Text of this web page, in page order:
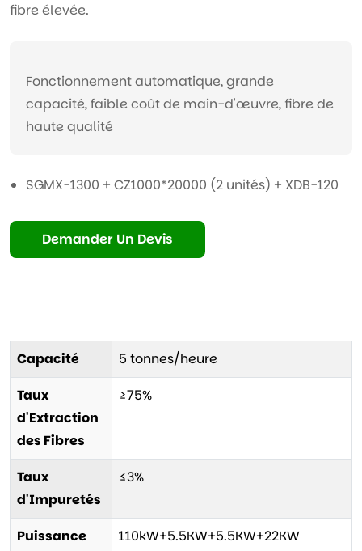
fibre élevée.
Fonctionnement automatique, grande
capacité, faible coût de main-d'œuvre, fibre de
haute qualité
SGMX-1300 + CZ1000*20000 (2 unités) + XDB-120
Demander Un Devis
Capacité
5 tonnes/heure
Taux
d'Extraction
des Fibres
≥75%
Taux
d'Impuretés
≤3%
Puissance 110kW+5.5KW+5.5KW+22KW